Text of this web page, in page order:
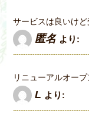
サービスは良いけ
匿名 より:
リニューアルオープ
L より: